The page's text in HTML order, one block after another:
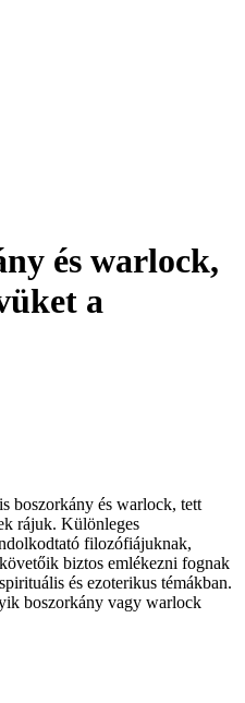
és warlock,
a
boszorkány és warlock, tett
rájuk. Különleges
filozófiájuknak,
biztos emlékezni fognak
és ezoterikus témákban.
boszorkány vagy warlock